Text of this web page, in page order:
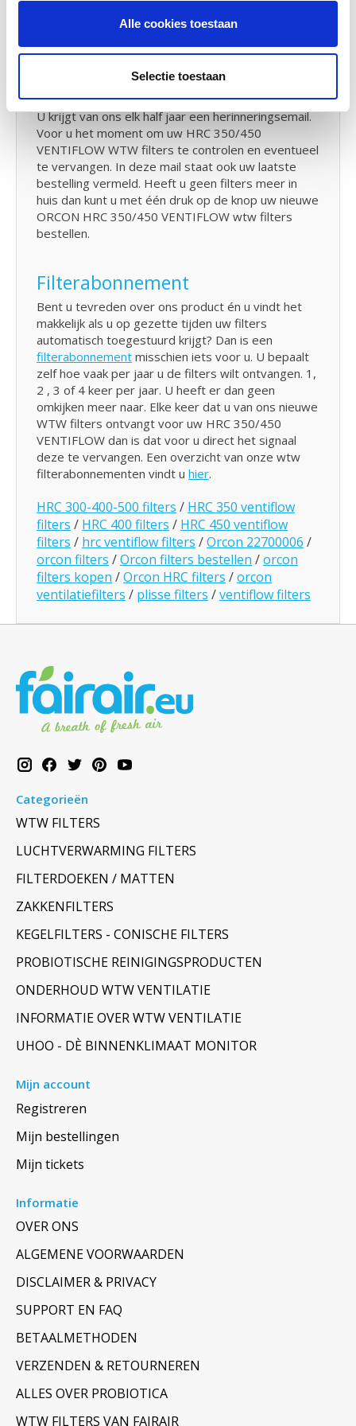
Alle cookies toestaan
Selectie toestaan
VENTIFLOW? U kunt hier de handleiding
downloadenvan uw Orcon WTW systeem.
Herinneringsservice
U krijgt van ons elk half jaar een herinneringsemail.
Voor u het moment om uw HRC 350/450
VENTIFLOW WTW filters te controlen en eventueel
te vervangen. In deze mail staat ook uw laatste
bestelling vermeld. Heeft u geen filters meer in
huis dan kunt u met één druk op de knop uw nieuwe
ORCON HRC 350/450 VENTIFLOW wtw filters
bestellen.
Filterabonnement
Bent u tevreden over ons product én u vindt het
makkelijk als u op gezette tijden uw filters
automatisch toegestuurd krijgt? Dan is een
filterabonnement misschien iets voor u. U bepaalt
zelf hoe vaak per jaar u de filters wilt ontvangen. 1,
2 , 3 of 4 keer per jaar. U heeft er dan geen
omkijken meer naar. Elke keer dat u van ons nieuwe
WTW filters ontvangt voor uw HRC 350/450
VENTIFLOW dan is dat voor u direct het signaal
deze te vervangen. Een overzicht van onze wtw
filterabonnementen vindt u hier.
HRC 300-400-500 filters / HRC 350 ventiflow
filters / HRC 400 filters / HRC 450 ventiflow
filters / hrc ventiflow filters /Orcon 22700006 /
orcon filters /Orcon filters bestellen /orcon
filters kopen /Orcon HRC filters /orcon
ventilatiefilters / plisse filters /ventiflow filters
Categorieën
WTW FILTERS
LUCHTVERWARMING FILTERS
FILTERDOEKEN / MATTEN
ZAKKENFILTERS
KEGELFILTERS - CONISCHE FILTERS
PROBIOTISCHE REINIGINGSPRODUCTEN
ONDERHOUD WTW VENTILATIE
INFORMATIE OVER WTW VENTILATIE
UHOO - DÈ BINNENKLIMAAT MONITOR
Mijn account
Registreren
Mijn bestellingen
Mijn tickets
Informatie
OVER ONS
ALGEMENE VOORWAARDEN
DISCLAIMER & PRIVACY
SUPPORT EN FAQ
BETAALMETHODEN
VERZENDEN & RETOURNEREN
ALLES OVER PROBIOTICA
WTW FILTERS VAN FAIRAIR